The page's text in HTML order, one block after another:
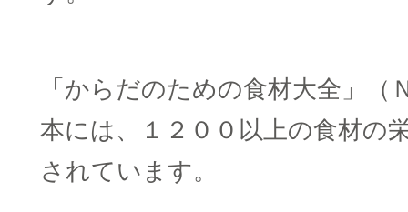
「からだのための食材大全」（
本には、１２００以上の食材の
されています。